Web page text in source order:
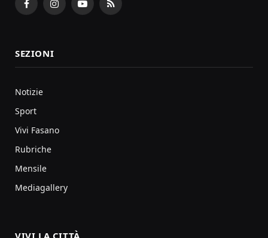
FacebookInstagramYouTubeRSS
SEZIONI
Notizie
Sport
Vivi Fasano
Rubriche
Mensile
Mediagallery